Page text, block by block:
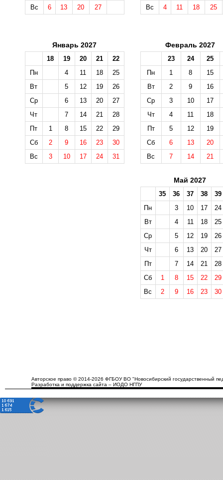
Вс
6 13 20 27
Вс
4 11 18 25
Январь 2027
18 19 20 21
22
Пн
4 11 18
25
Вт
5 12 19
26
Ср
6 13 20
27
Чт
7 14 21
28
Пт
1 8 15 22
29
Сб
2 9 16 23
30
Вс
3 10 17 24 31
Февраль 2027
23 24
25
Пн
1 8
15
Вт
2 9
16
Ср
3 10
17
Чт
4 11
18
Пт
5 12
19
Сб
6 13
20
Вс
7 14 21
Май 2027
35 36 37 38
39
Пн
3 10 17
24
Вт
4 11 18
25
Ср
5 12 19
26
Чт
6 13 20
27
Пт
7 14 21
28
Сб
1 8 15 22
29
Вс
2 9 16 23 30
Авторское право © 2014-2026 ФГБОУ ВО "Новосибирский государственный
Разработка и поддержка сайта – ИОДО НГПУ